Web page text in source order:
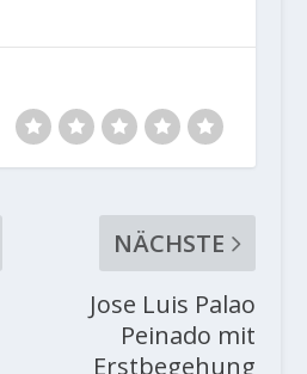
NÄCHSTE
Jose Luis Palao
Peinado mit
Erstbegehung